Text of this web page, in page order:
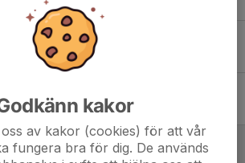
0
0
kakor
av kakor (cookies) för att vår
fungera bra för dig. De används